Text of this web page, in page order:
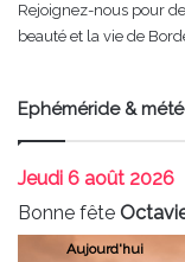
Rejoignez-nous pour
beauté et la vie de
Ephéméride &
Jeudi 6 août 2026
Bonne fête
Aujourd'hui